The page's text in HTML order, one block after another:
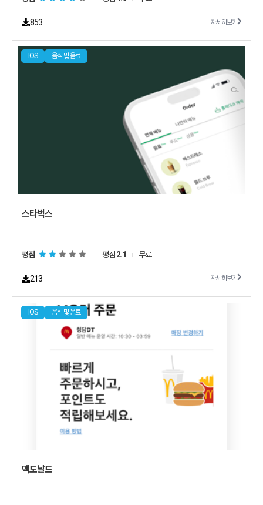
853 자세히보기
IOS 음식 및 음료
평점 평점2.1 무료
213 자세히보기
IOS 음식 및 음료